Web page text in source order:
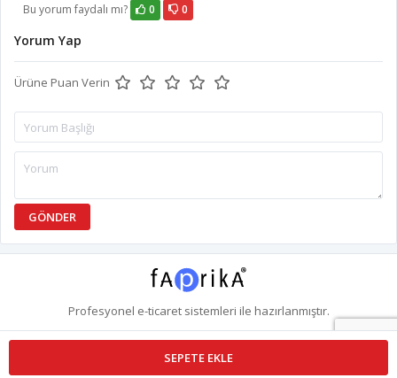
SEPETE EKLE
Bu yorum faydalı mı?
0 0
Yorum Yap
Ürüne Puan Verin
GÖNDER
Profesyonel e-ticaretsistemleri ile hazırlanmıştır.